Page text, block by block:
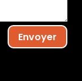
Envoyer